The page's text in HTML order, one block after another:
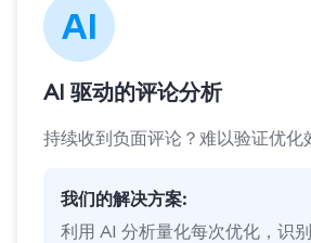
AI 驱动的评论分析
持续收到负面评论？难以验证优化
我们的解决方案:
利用 AI 分析量化每次优化，识